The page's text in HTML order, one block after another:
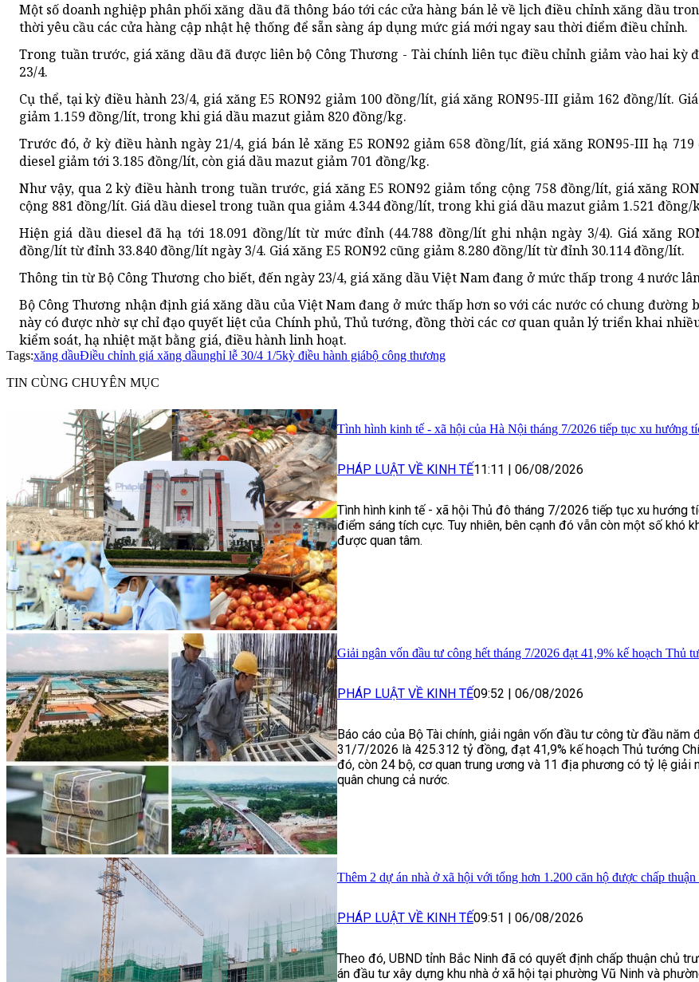
Một số doanh nghiệp phân phối xăng dầu đã thông báo tới các cửa hàng bán lẻ về lịch điều chỉnh xăng dầu
thời yêu cầu các cửa hàng cập nhật hệ thống để sẵn sàng áp dụng mức giá mới ngay sau thời điểm điều chỉnh.
Trong tuần trước, giá xăng dầu đã được liên bộ Công Thương - Tài chính liên tục điều chỉnh giảm vào hai kỳ
23/4.
Cụ thể, tại kỳ điều hành 23/4, giá xăng E5 RON92 giảm 100 đồng/lít, giá xăng RON95-III giảm 162 đồng/lít. Giá
giảm 1.159 đồng/lít, trong khi giá dầu mazut giảm 820 đồng/kg.
Trước đó, ở kỳ điều hành ngày 21/4, giá bán lẻ xăng E5 RON92 giảm 658 đồng/lít, giá xăng RON95-III hạ
diesel giảm tới 3.185 đồng/lít, còn giá dầu mazut giảm 701 đồng/kg.
Như vậy, qua 2 kỳ điều hành trong tuần trước, giá xăng E5 RON92 giảm tổng cộng 758 đồng/lít, giá xăng
cộng 881 đồng/lít. Giá dầu diesel trong tuần qua giảm 4.344 đồng/lít, trong khi giá dầu mazut giảm 1.521 đồng/
Hiện giá dầu diesel đã hạ tới 18.091 đồng/lít từ mức đỉnh (44.788 đồng/lít ghi nhận ngày 3/4). Giá xăng
đồng/lít từ đỉnh 33.840 đồng/lít ngày 3/4. Giá xăng E5 RON92 cũng giảm 8.280 đồng/lít từ đỉnh 30.114 đồng/lít.
Thông tin từ Bộ Công Thương cho biết, đến ngày 23/4, giá xăng dầu Việt Nam đang ở mức thấp trong 4 nước
Bộ Công Thương nhận định giá xăng dầu của Việt Nam đang ở mức thấp hơn so với các nước có chung đường
này có được nhờ sự chỉ đạo quyết liệt của Chính phủ, Thủ tướng, đồng thời các cơ quan quản lý triển khai
kiểm soát, hạ nhiệt mặt bằng giá, điều hành linh hoạt.
Tags:xăng dầuĐiều chỉnh giá xăng dầunghỉ lễ 30/4 1/5kỳ điều hành giábộ công thương
TIN CÙNG CHUYÊN MỤC
Tình hình kinh tế - xã hội của Hà Nội tháng 7/2026 tiếp tục xu hướng
PHÁP LUẬT VỀ KINH TẾ11:11 06/08/2026
Tình hình kinh tế - xã hội Thủ đô tháng 7/2026 tiếp tục xu hướng
điểm sáng tích cực. Tuy nhiên, bên cạnh đó vẫn còn một số khó
được quan tâm.
Giải ngân vốn đầu tư công hết tháng 7/2026 đạt 41,9% kế hoạch Thủ
PHÁP LUẬT VỀ KINH TẾ09:52 | 06/08/2026
Báo cáo của Bộ Tài chính, giải ngân vốn đầu tư công từ đầu năm
31/7/2026 là 425.312 tỷ đồng, đạt 41,9% kế hoạch Thủ tướng
đó, còn 24 bộ, cơ quan trung ương và 11 địa phương có tỷ lệ giải
quân chung cả nước.
Thêm 2 dự án nhà ở xã hội với tổng hơn 1.200 căn hộ được chấp
PHÁP LUẬT VỀ KINH TẾ09:51 | 06/08/2026
Theo đó, UBND tỉnh Bắc Ninh đã có quyết định chấp thuận chủ
án đầu tư xây dựng khu nhà ở xã hội tại phường Vũ Ninh và